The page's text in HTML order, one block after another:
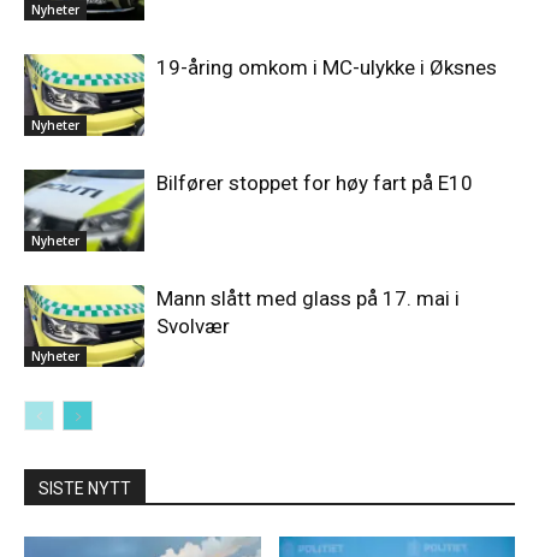
Nyheter
Nyheter
19-åring omkom i MC-ulykke i Øksnes
Nyheter
Bilfører stoppet for høy fart på E10
Nyheter
Mann slått med glass på 17. mai i
Svolvær
SISTE NYTT